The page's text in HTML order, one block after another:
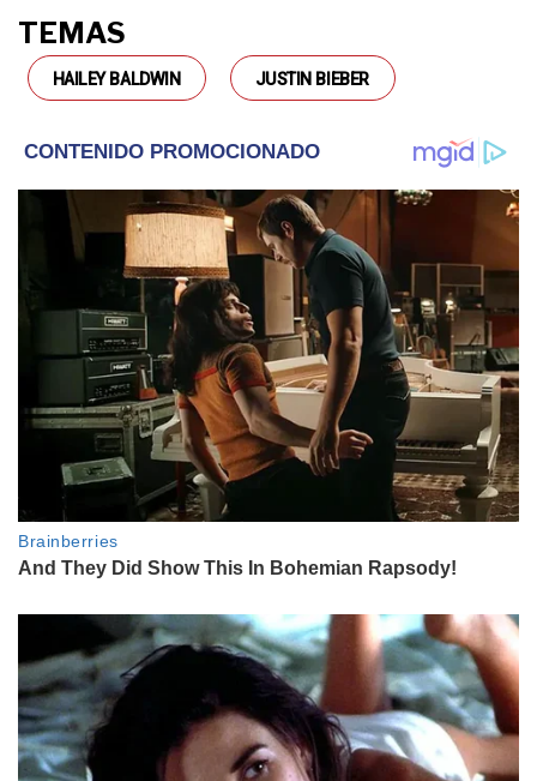
TEMAS
HAILEY BALDWIN JUSTIN BIEBER